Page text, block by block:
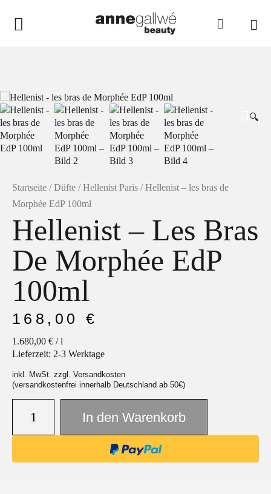
Shop
Düfte
Pflege
Raumdüfte
weitere Marken im Ladenlokal
Marken
Kontakt
🔍
Startseite /Düfte /Hellenist Paris / Hellenist – les bras de
Morphée EdP 100ml
Hellenist – Les Bras
De Morphée EdP
100ml
168,00 €
1.680,00 € /l
Lieferzeit: 2-3 Werktage
inkl. MwSt. zzgl. Versandkosten
(versandkostenfrei innerhalb Deutschland ab 50€)
In den Warenkorb